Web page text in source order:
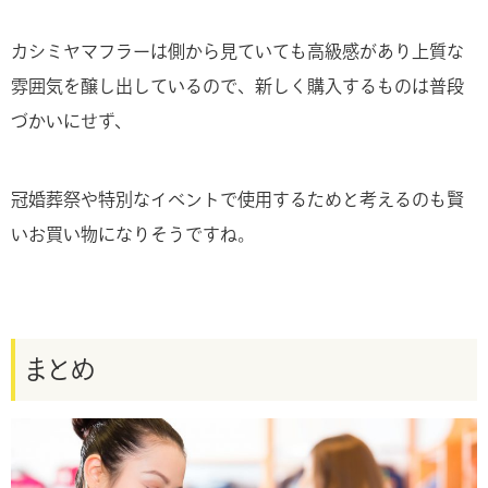
カシミヤマフラーは側から見ていても高級感があり上質な
雰囲気を醸し出しているので、新しく購入するものは普段
づかいにせず、
冠婚葬祭や特別なイベントで使用するためと考えるのも賢
いお買い物になりそうですね。
まとめ